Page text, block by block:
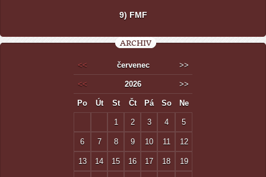
9) FMF
ARCHIV
<< červenec >>
<< 2026 >>
Po Út St Čt Pá So Ne
1 2 3 4 5
6 7 8 9 10 11 12
13 14 15 16 17 18 19